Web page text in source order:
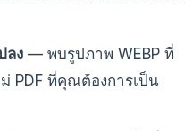
ลง— พบรูปภาพ WEBP ที่
PDF ที่คุณต้องการเป็น